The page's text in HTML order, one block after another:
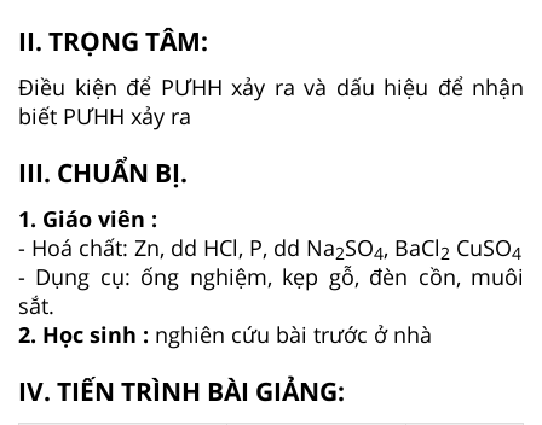
II. TRỌNG TÂM:
Điều kiện để PƯHH xảy ra và dấu hiệu để nhận
biết PƯHH xảy ra
III. CHUẨN BỊ.
1. Giáo viên :
- Hoá chất: Zn, dd HCl, P, dd Na2SO4, BaCl2 CuSO4
- Dụng cụ: ống nghiệm, kẹp gỗ, đèn cồn, muôi
sắt.
2. Học sinh : nghiên cứu bài trước ở nhà
IV. TIẾN TRÌNH BÀI GIẢNG: